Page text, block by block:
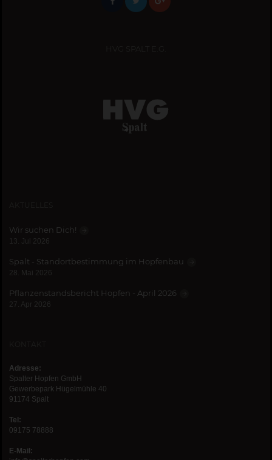
Wir suchen Dich!
13. Jul 2026
Spalt - Standortbestimmung im Hopfenbau
28. Mai 2026
Pflanzenstandsbericht Hopfen - April 2026
27. Apr 2026
Adresse:
Spalter Hopfen GmbH
Gewerbepark Hügelmühle 40
91174 Spalt
Tel:
09175 78888
E-Mail: